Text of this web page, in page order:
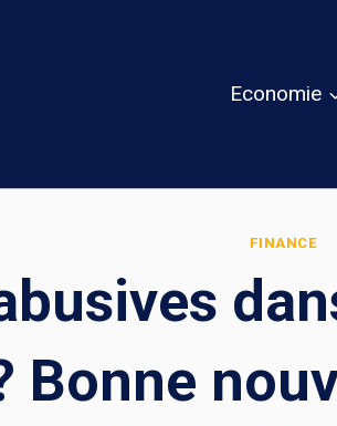
Economie
FINANCE
Bonne